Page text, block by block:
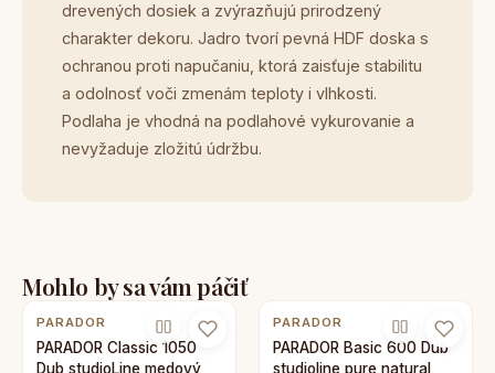
drevených dosiek a zvýrazňujú prirodzený
charakter dekoru. Jadro tvorí pevná HDF doska s
ochranou proti napučaniu, ktorá zaisťuje stabilitu
a odolnosť voči zmenám teploty i vlhkosti.
Podlaha je vhodná na podlahové vykurovanie a
nevyžaduje zložitú údržbu.
Mohlo by sa vám páčiť
PARADOR
PARADOR Classic 1050
Dub studioLine medový
PARADOR
PARADOR Basic 600 Dub
studioline pure natural